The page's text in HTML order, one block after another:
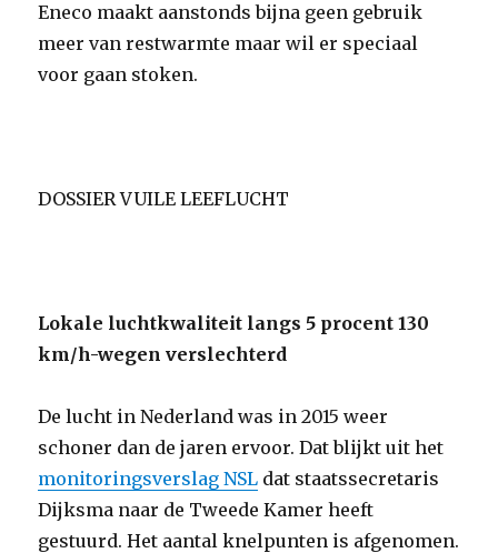
Eneco maakt aanstonds bijna geen gebruik
meer van restwarmte maar wil er speciaal
voor gaan stoken.
DOSSIER VUILE LEEFLUCHT
Lokale luchtkwaliteit langs 5 procent 130
km/h-wegen verslechterd
De lucht in Nederland was in 2015 weer
schoner dan de jaren ervoor. Dat blijkt uit het
monitoringsverslag NSL dat staatssecretaris
Dijksma naar de Tweede Kamer heeft
gestuurd. Het aantal knelpunten is afgenomen.